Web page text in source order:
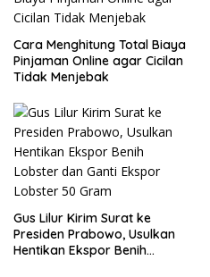
Cara Menghitung Total Biaya
Pinjaman Online agar Cicilan
Tidak Menjebak
Gus Lilur Kirim Surat ke
Presiden Prabowo, Usulkan
Hentikan Ekspor Benih